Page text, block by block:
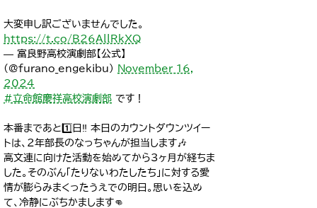
大変申し訳ございませんでした。
https://t.co/B26AllRkXQ
— 富良野高校演劇部【公式】
(@furano_engekibu)
November 16,
2024
#立命館慶祥高校演劇部 です！
本番まであと1️⃣日‼️ 本日のカウントダウンツイー
トは、2年部長のなっちゃんが担当します🎶
高文連に向けた活動を始めてから3ヶ月が経ちま
した。そのぶん「たりないわたしたち」に対する愛
情が膨らみまくったうえでの明日。思いを込め
て、冷静にぶちかまします👊